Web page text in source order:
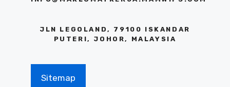
JLN LEGOLAND, 79100 ISKANDAR
PUTERI, JOHOR, MALAYSIA
Sitemap